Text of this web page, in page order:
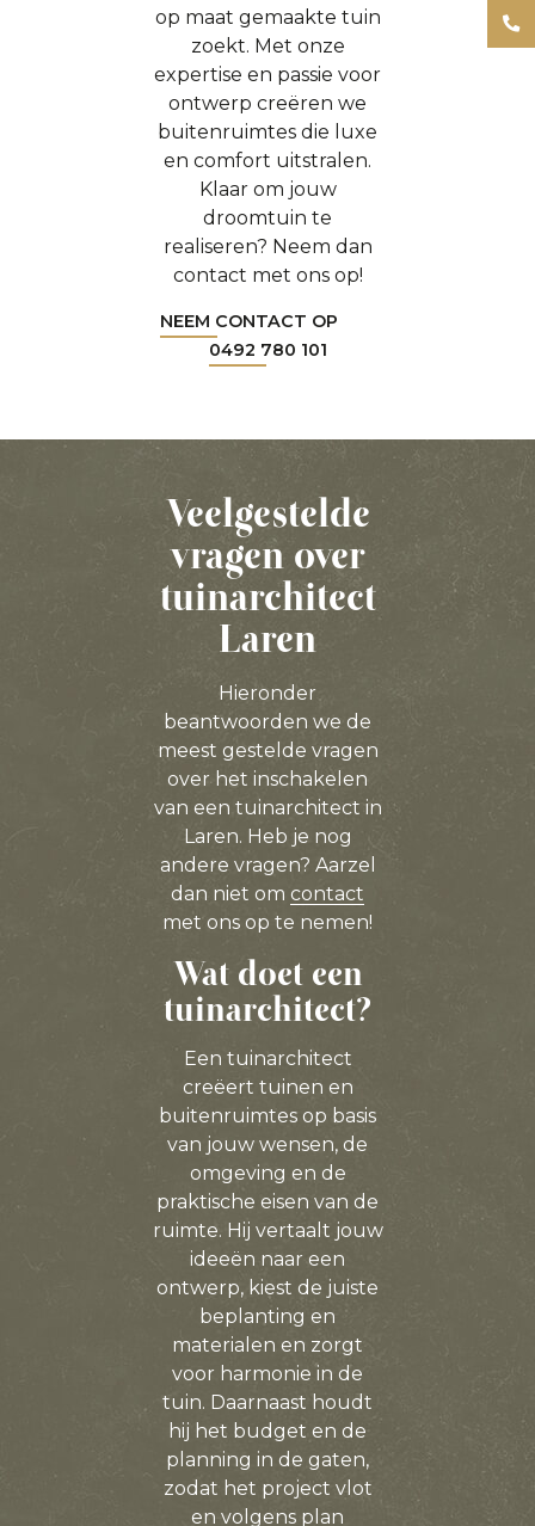
op maat gemaakte tuin
zoekt. Met onze
expertise en passie voor
ontwerp creëren we
buitenruimtes die luxe
en comfort uitstralen.
Klaar om jouw
droomtuin te
realiseren? Neem dan
contact met ons op!
NEEM CONTACT OP
0492 780 101
Veelgestelde
vragen over
tuinarchitect
Laren
Hieronder
beantwoorden we de
meest gestelde vragen
over het inschakelen
van een tuinarchitect in
Laren. Heb je nog
andere vragen? Aarzel
dan niet om contact
met ons op te nemen!
Wat doet een
tuinarchitect?
Een tuinarchitect
creëert tuinen en
buitenruimtes op basis
van jouw wensen, de
omgeving en de
praktische eisen van de
ruimte. Hij vertaalt jouw
ideeën naar een
ontwerp, kiest de juiste
beplanting en
materialen en zorgt
voor harmonie in de
tuin. Daarnaast houdt
hij het budget en de
planning in de gaten,
zodat het project vlot
en volgens plan